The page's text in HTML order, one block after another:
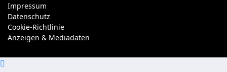
Impressum
Datenschutz
Cookie-Richtlinie
Anzeigen & Mediadaten